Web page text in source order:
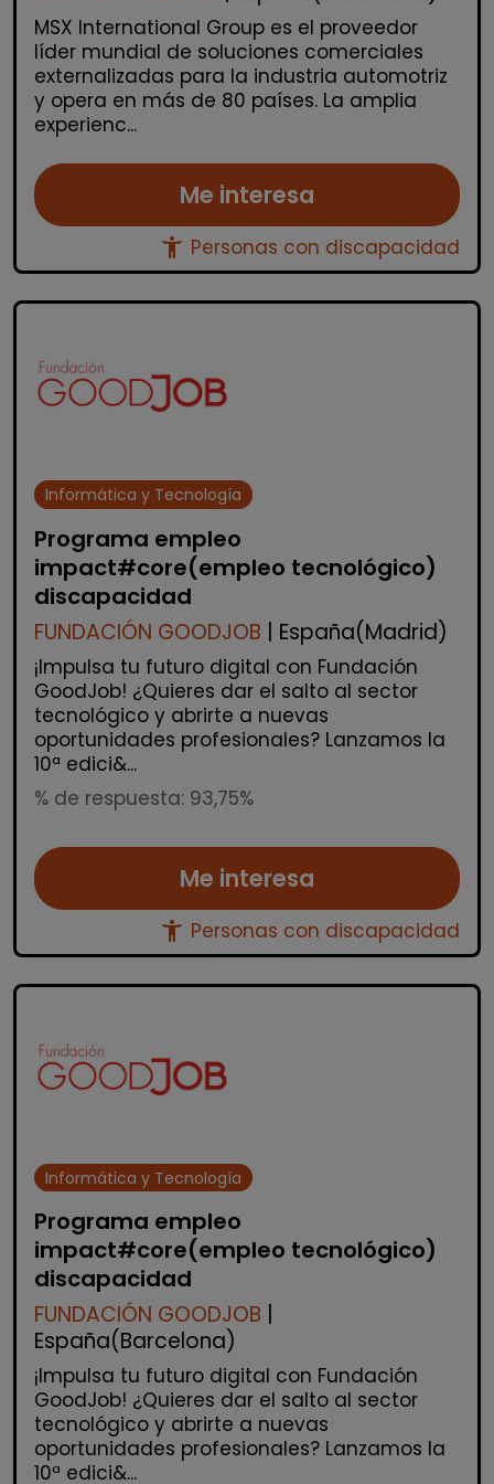
MSX International Group es el proveedor
líder mundial de soluciones comerciales
externalizadas para la industria automotriz
y opera en más de 80 países. La amplia
experienc...
Me interesa
accessibility_new Personas con discapacidad
Informática y Tecnología
Programa empleo
impact#core(empleo tecnológico)
discapacidad
FUNDACIÓN GOODJOB | España(Madrid)
¡Impulsa tu futuro digital con Fundación
GoodJob! ¿Quieres dar el salto al sector
tecnológico y abrirte a nuevas
oportunidades profesionales? Lanzamos la
10ª edici&...
% de respuesta: 93,75%
Me interesa
accessibility_new Personas con discapacidad
Informática y Tecnología
Programa empleo
impact#core(empleo tecnológico)
discapacidad
FUNDACIÓN GOODJOB
España(Barcelona)
¡Impulsa tu futuro digital con Fundación
GoodJob! ¿Quieres dar el salto al sector
tecnológico y abrirte a nuevas
oportunidades profesionales? Lanzamos la
10ª edici&...